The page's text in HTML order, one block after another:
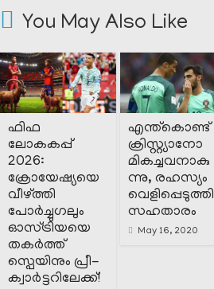
You May Also Like
ഫിഫ
ലോകകപ്പ്
2026:
ക്രോയേഷ്യയെ
വീഴ്ത്തി
പോർച്ചുഗലും
ഓസ്ട്രിയയെ
തകർത്ത്
സ്പെയിനും പ്രീ-
ക്വാർട്ടറിലേക്ക്!
എന്ത്കൊണ്ട്
ക്രിസ്റ്റ്യാനോ
മികച്ചവനാകു
ന്നു, രഹസ്യം
വെളിപ്പെടുത്തി
സഹതാരം
May 16, 2020